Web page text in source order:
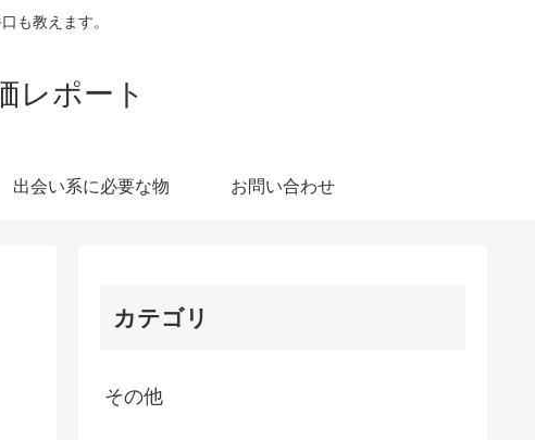
も教えます。
レポート
出会い系に必要な物 お問い合わせ
カテゴリ
その他